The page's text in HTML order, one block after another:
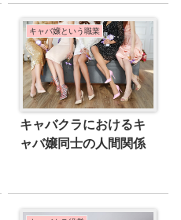
キャバ嬢という職業
キャバクラにおけるキ
ャバ嬢同士の人間関係